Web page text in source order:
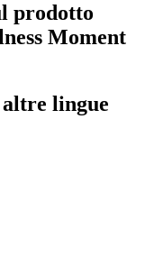
prodotto
Moment
lingue